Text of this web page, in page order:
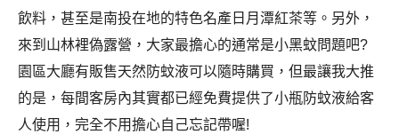
飲料，甚至是南投在地的特色名產日月潭紅茶等。另外，
來到山林裡偽露營，大家最擔心的通常是小黑蚊問題吧?
園區大廳有販售天然防蚊液可以隨時購買，但最讓我大推
的是，每間客房內其實都已經免費提供了小瓶防蚊液給客
人使用，完全不用擔心自己忘記帶喔!